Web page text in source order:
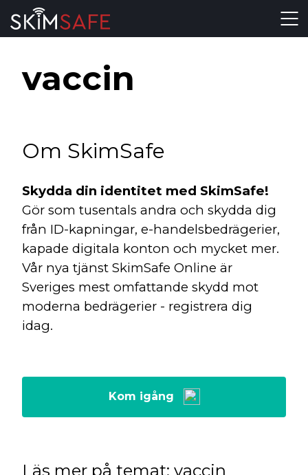
Skip to content
vaccin
Om SkimSafe
Skydda din identitet med SkimSafe!
Gör som tusentals andra och skydda dig
från ID-kapningar, e-handelsbedrägerier,
kapade digitala konton och mycket mer.
Vår nya tjänst SkimSafe Online är
Sveriges mest omfattande skydd mot
moderna bedrägerier - registrera dig
idag.
Kom igång
Läs mer på temat: vaccin